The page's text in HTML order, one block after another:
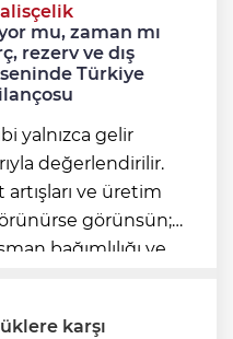
yasa' teklifinin tam
mu, zaman mı
rezerv ve dış
Türkiye
yalnızca gelir
değerlendirilir.
ve üretim
görünsün;
bağımlılığı ve
karşı